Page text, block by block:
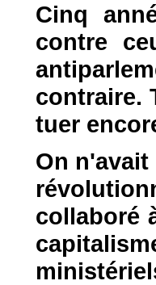
Cinq
contre
contraire.
tuer
On
collaboré